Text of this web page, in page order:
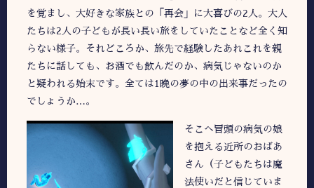
を覚まし、大好きな家族との「再会」に大喜びの2人。 大人
たちは2人の子どもが長い長い旅をしていたことなど全く知
らない様子。それどころか、旅先で経験したあれこれを親
たちに話しても、お酒でも飲んだのか、病気じゃないのか
と疑われる始末です。全ては1晩の夢の中の出来事だったの
でしょうか…。
そこへ冒頭の病気の娘
を抱える近所のおばあ
さん（子どもたちは魔
法使い だ と信じていま